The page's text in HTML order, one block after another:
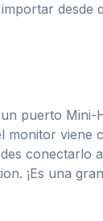
desde
puerto Mini-
monitor viene
conectarlo
¡Es una